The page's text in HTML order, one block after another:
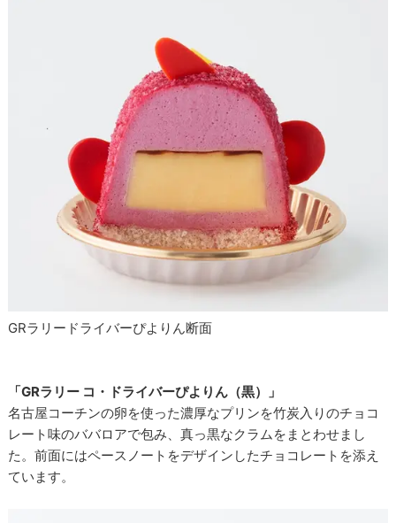
GRラリードライバーぴよりん断面
「GRラリー コ・ドライバーぴよりん（黒）」
名古屋コーチンの卵を使った濃厚なプリンを竹炭入りのチョコ
レート味のババロアで包み、真っ黒なクラムをまとわせまし
た。前面にはペースノートをデザインしたチョコレートを添え
ています。